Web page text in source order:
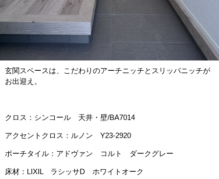
玄関スペースは、こだわりのアーチニッチとスリッパニッチが
お出迎え。
クロス：シンコール 天井・壁/BA7014
アクセントクロス：ルノン Y23-2920
ポーチタイル：アドヴァン コルト ダークグレー
床材：LIXIL ラシッサD ホワイトオーク